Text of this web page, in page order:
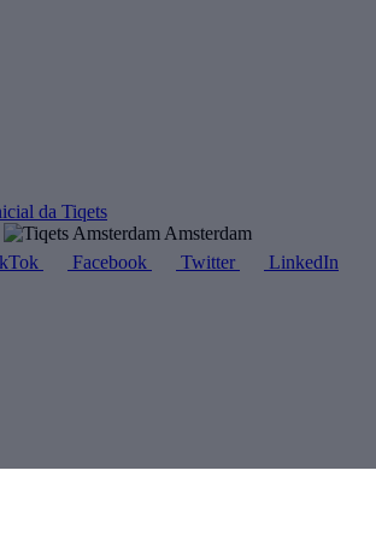
Amsterdam
Facebook Twitter LinkedIn